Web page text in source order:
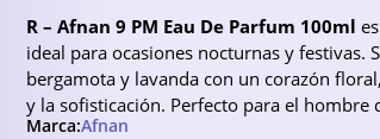
R – Afnan 9 PM Eau De Parfum 100ml
ideal para ocasiones nocturnas y festivas.
bergamota y lavanda con un corazón
y la sofisticación. Perfecto para el hombre
Marca:Afnan